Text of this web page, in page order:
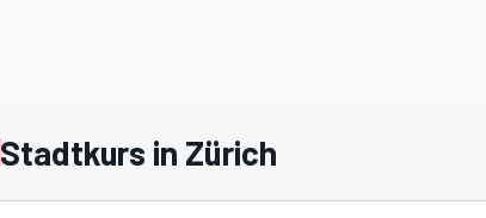
Stadtkurs in Zürich